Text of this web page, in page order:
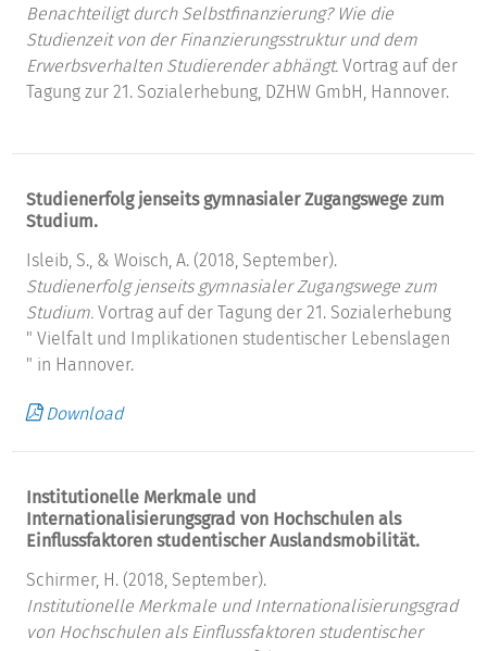
Benachteiligt durch Selbstfinanzierung? Wie die
Studienzeit von der Finanzierungsstruktur und dem
Erwerbsverhalten Studierender abhängt. Vortrag auf der
Tagung zur 21. Sozialerhebung, DZHW GmbH, Hannover.
Studienerfolg jenseits gymnasialer Zugangswege zum
Studium.
Isleib, S., & Woisch, A. (2018, September).
Studienerfolg jenseits gymnasialer Zugangswege zum
Studium. Vortrag auf der Tagung der 21. Sozialerhebung
" Vielfalt und Implikationen studentischer Lebenslagen
" in Hannover.
Download
Institutionelle Merkmale und
Internationalisierungsgrad von Hochschulen als
Einflussfaktoren studentischer Auslandsmobilität.
Schirmer, H. (2018, September).
Institutionelle Merkmale und Internationalisierungsgrad
von Hochschulen als Einflussfaktoren studentischer